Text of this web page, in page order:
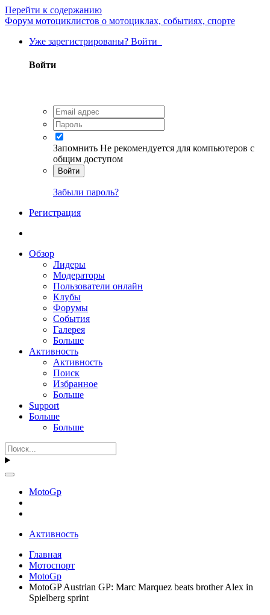
Перейти к содержанию
Форум мотоциклистов о мотоциклах, событиях, спорте
Уже зарегистрированы? Войти
Войти
Запомнить Не рекомендуется для компьютеров с
общим доступом
Войти
Забыли пароль?
Регистрация
Обзор
Лидеры
Модераторы
Пользователи онлайн
Клубы
Форумы
События
Галерея
Больше
Активность
Активность
Поиск
Избранное
Больше
Support
Больше
Больше
MotoGp
Активность
Главная
Мотоспорт
MotoGp
MotoGP Austrian GP: Marc Marquez beats brother Alex in
Spielberg sprint